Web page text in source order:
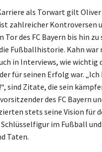
als Torwart gilt Oliver
zahlreicher Kontroversen
Tor des FC Bayern bis hin
Fußballhistorie. Kahn war
in Interviews, wie wichtig
für seinen Erfolg war.
sind Zitate, die sein
des FC Bayern
stets seine Vision für
Schlüsselfigur im Fußball
Taten.